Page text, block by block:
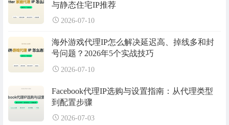
与静态住宅IP推荐
2026-07-10
海外游戏代理IP怎么解决延迟高、掉线多和封
号问题？2026年5个实战技巧
2026-07-10
Facebook代理IP选购与设置指南：从代理类型
到配置步骤
2026-07-03